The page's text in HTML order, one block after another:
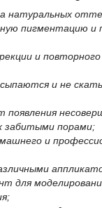
натуральных
пигментацию и
и повторного
и не
забитыми порами;
и
для